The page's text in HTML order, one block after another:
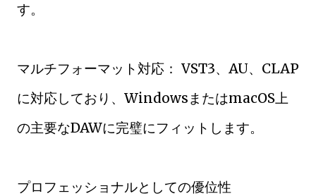
す。
マルチフォーマット対応： VST3、AU、CLAP
に対応しており、WindowsまたはmacOS上
の主要なDAWに完璧にフィットします。
プロフェッショナルとしての優位性